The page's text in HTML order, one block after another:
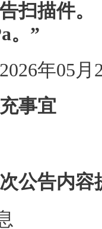
扫描件
”
年05
事宜
公告内